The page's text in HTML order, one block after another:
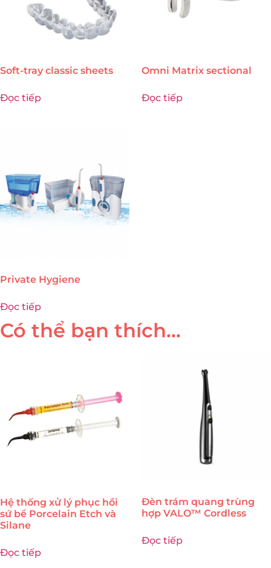
Soft-tray classic sheets
Đọc tiếp
Omni Matrix sectional
Đọc tiếp
Private Hygiene
Đọc tiếp
Có thể bạn thích…
Hệ thống xử lý phục hồi
sứ bể Porcelain Etch và
Silane
Đọc tiếp
Đèn trám quang trùng
hợp VALO™ Cordless
Đọc tiếp